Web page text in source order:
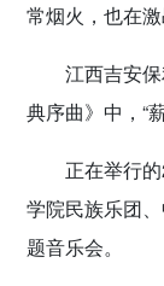
常烟火，也在激
江西吉安保
典序曲》中，“
正在举行的
学院民族乐团
题音乐会。